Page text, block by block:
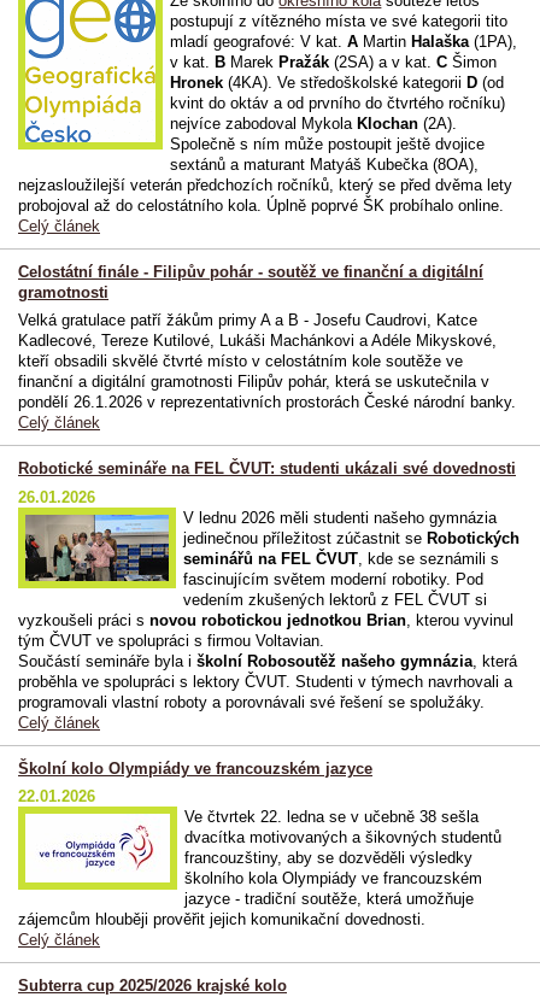
postupují z vítězného místa ve své kategorii tito
mladí geografové: V kat.A Martin Halaška (1PA),
v kat.
B Marek Pražák (2SA) a v kat.C Šimon
Hronek (4KA). Ve středoškolské kategorii D (od
kvint do oktáv a od prvního do čtvrtého ročníku)
nejvíce zabodoval Mykola Klochan (2A).
Společně s ním může postoupit ještě dvojice
sextánů a maturant Matyáš Kubečka (8OA),
nejzasloužilejší veterán předchozích ročníků, který se před dvěma lety
probojoval až do celostátního kola. Úplně poprvé ŠK probíhalo online.
Celý článek
Celostátní finále - Filipův pohár - soutěž ve finanční a digitální
gramotnosti
Velká gratulace patří žákům primy A a B - Josefu Caudrovi, Katce
Kadlecové, Tereze Kutilové, Lukáši Machánkovi a Adéle Mikyskové,
kteří obsadili skvělé čtvrté místo v celostátním kole soutěže ve
finanční a digitální gramotnosti Filipův pohár, která se uskutečnila v
pondělí 26.1.2026 v reprezentativních prostorách České národní banky.
Celý článek
Robotické semináře na FEL ČVUT: studenti ukázali své dovednosti
26.01.2026
V lednu 2026 měli studenti našeho gymnázia
jedinečnou příležitost zúčastnit seRobotických
seminářů na FEL ČVUT , kde se seznámili s
fascinujícím světem moderní robotiky. Pod
vedením zkušených lektorů z FEL ČVUT si
vyzkoušeli práci s novou robotickou jednotkou Brian , kterou vyvinul
tým ČVUT ve spolupráci s firmou Voltavian.
Součástí semináře byla i školní Robosoutěž našeho gymnázia , která
proběhla ve spolupráci s lektory ČVUT. Studenti v týmech navrhovali a
programovali vlastní roboty a porovnávali své řešení se spolužáky.
Celý článek
Školní kolo Olympiády ve francouzském jazyce
22.01.2026
Ve čtvrtek 22. ledna se v učebně 38 sešla
dvacítka motivovaných a šikovných studentů
francouzštiny, aby se dozvěděli výsledky
školního kola Olympiády ve francouzském
jazyce - tradiční soutěže, která umožňuje
zájemcům hlouběji prověřit jejich komunikační dovednosti.
Celý článek
Subterra cup 2025/2026 krajské kolo